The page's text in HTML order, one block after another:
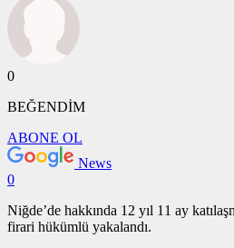
0
BEĞENDİM
ABONE OL
News
0
Niğde’de hakkında 12 yıl 11 ay
firari hükümlü yakalandı.